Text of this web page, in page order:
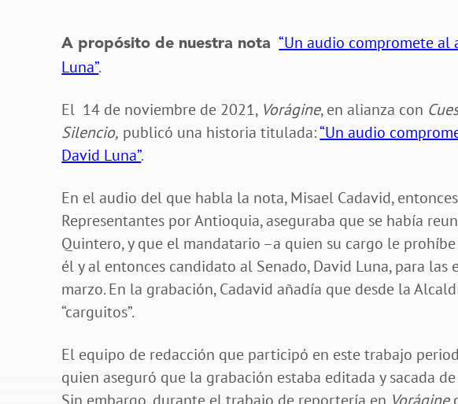
A propósito de nuestra nota “Un audio compromete
Luna”.
El 14 de noviembre de 2021, Vorágine, en alianza con
Silencio, publicó una historia titulada:“Un audio
David Luna”.
En el audio del que habla la nota, Misael Cadavid,
Representantes por Antioquia, aseguraba que se había
Quintero, y que el mandatario –a quien su cargo le
él y al entonces candidato al Senado, David Luna, para las
marzo. En la grabación, Cadavid añadía que desde la
“carguitos”.
El equipo de redacción que participó en este trabajo
quien aseguró que la grabación estaba editada y sacada